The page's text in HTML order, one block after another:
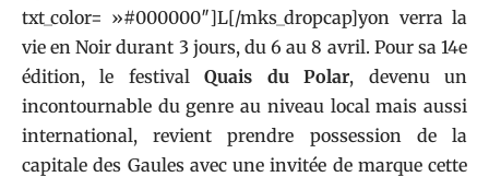
txt_color= »#000000″]L[/mks_dropcap]yon verra la
vie en Noir durant 3 jours, du 6 au 8 avril. Pour sa 14e
édition, le festivalQuais du Polar, devenu un
incontournable du genre au niveau local mais aussi
international, revient prendre possession de la
capitale des Gaules avec une invitée de marque cette